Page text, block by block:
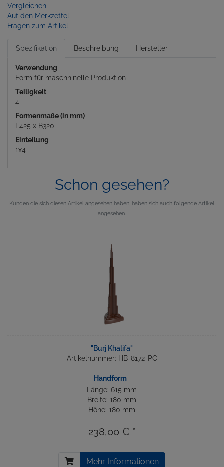
Vergleichen
Auf den Merkzettel
Fragen zum Artikel
Spezifikation Beschreibung Hersteller
Verwendung
Form für maschninelle Produktion
Teiligkeit
4
Formenmaße (in mm)
L425 x B320
Einteilung
1x4
Schon gesehen?
Kunden die sich diesen Artikel angesehen haben, haben sich auch folgende Artikel
angesehen.
"Burj Khalifa"
Artikelnummer: HB-8172-PC
Handform
Länge: 615 mm
Breite: 180 mm
Höhe: 180 mm
238,00 € *
Mehr Informationen